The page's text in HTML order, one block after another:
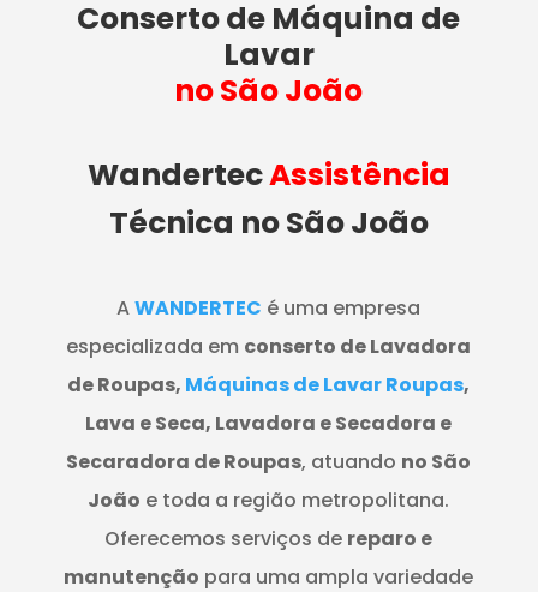
Conserto de Máquina de
Lavar
no São João
WandertecAssistência
Técnica no São João
AWANDERTEC é uma empresa
especializada em conserto de Lavadora
de Roupas, Máquinas de Lavar Roupas,
Lava e Seca, Lavadora e Secadora e
Secaradora de Roupas, atuando no São
João e toda a região metropolitana.
Oferecemos serviços de reparo e
manutenção para uma ampla variedade